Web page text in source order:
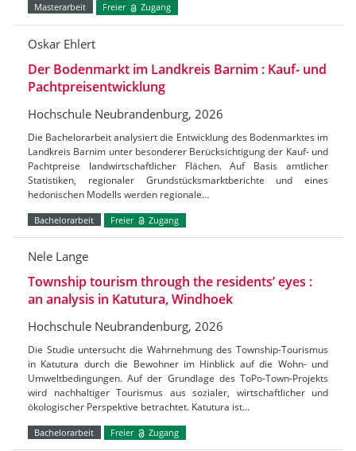
Masterarbeit Freier Zugang
Oskar Ehlert
Der Bodenmarkt im Landkreis Barnim : Kauf- und
Pachtpreisentwicklung
Hochschule Neubrandenburg, 2026
Die Bachelorarbeit analysiert die Entwicklung des Bodenmarktes im
Landkreis Barnim unter besonderer Berücksichtigung der Kauf- und
Pachtpreise landwirtschaftlicher Flächen. Auf Basis amtlicher
Statistiken, regionaler Grundstücksmarktberichte und eines
hedonischen Modells werden regionale…
Bachelorarbeit Freier Zugang
Nele Lange
Township tourism through the residents’ eyes :
an analysis in Katutura, Windhoek
Hochschule Neubrandenburg, 2026
Die Studie untersucht die Wahrnehmung des Township-Tourismus
in Katutura durch die Bewohner im Hinblick auf die Wohn- und
Umweltbedingungen. Auf der Grundlage des ToPo-Town-Projekts
wird nachhaltiger Tourismus aus sozialer, wirtschaftlicher und
ökologischer Perspektive betrachtet. Katutura ist…
Bachelorarbeit Freier Zugang